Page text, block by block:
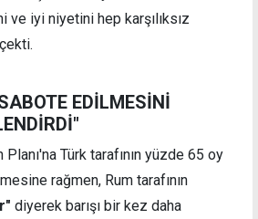
ve iyi niyetini hep karşılıksız
EDİLMESİNİ
Planı'na Türk tarafının yüzde 65 oy
rağmen, Rum tarafının
diyerek barışı bir kez daha